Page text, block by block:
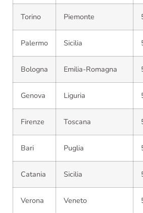
Torino Piemonte
Palermo Sicilia
Bologna Emilia-Romagna
Genova Liguria
Firenze Toscana
Bari Puglia
Catania Sicilia
Verona Veneto